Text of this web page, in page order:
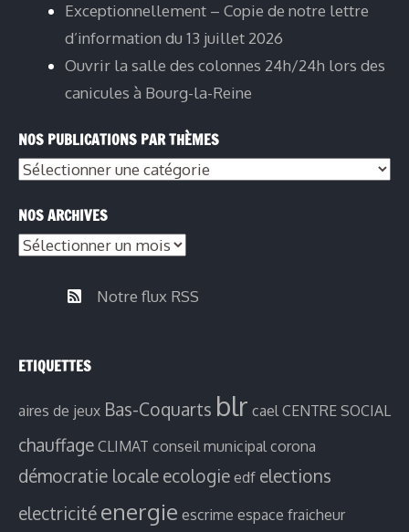
Exceptionnellement – Copie de notre lettre
d’information du 13 juillet 2026
Ouvrir la salle des colonnes 24h/24h lors des
canicules à Bourg-la-Reine
NOS PUBLICATIONS PAR THÈMES
NOS ARCHIVES
Notre flux RSS
ETIQUETTES
aires de jeux Bas-Coquarts blr cael CENTRE SOCIAL
chauffage CLIMAT conseil municipal corona
démocratie locale ecologie edf elections
electricité energie escrime espace fraicheur